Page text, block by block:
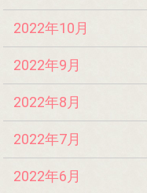
2022年10月
2022年9月
2022年8月
2022年7月
2022年6月